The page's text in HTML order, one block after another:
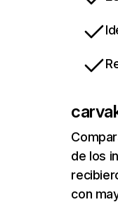
de los
con